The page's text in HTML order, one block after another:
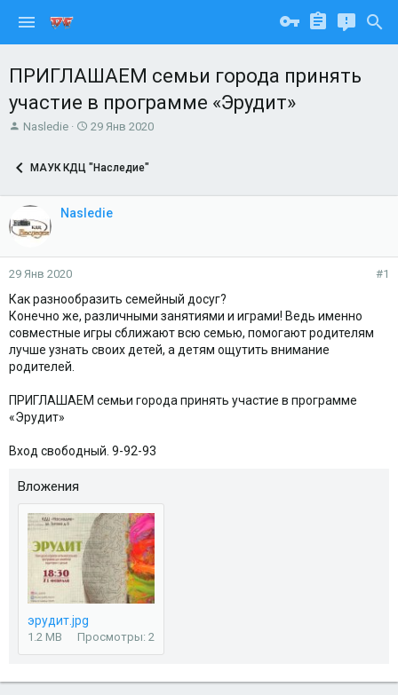
ПРИГЛАШАЕМ семьи города принять
участие в программе «Эрудит»
А
о
т
е
м
ы
Nasledie
Д
а
ч
л
29 Янв 2020
МАУК КДЦ "Наследие"
Nasledie
29 Янв 2020 #1
Как разнообразить семейный досуг?
Конечно же, различными занятиями и играми! Ведь именно
совместные игры сближают всю семью, помогают родителям
лучше узнать своих детей, а детям ощутить внимание
родителей.
ПРИГЛАШАЕМ семьи города принять участие в программе
«Эрудит»
Вход свободный. 9-92-93
Вложения
эрудит.jpg
1.2 MB Просмотры: 2